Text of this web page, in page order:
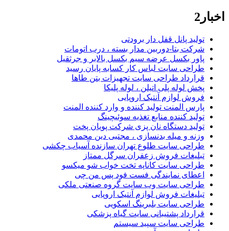
اخبار2
تولید پانل قفل دار برودتی
شرکت بتا-دوربین مدار بسته ، درب اتومات
پاور بکسل عرضه سیم بکسل بالابر و جرثقیل
طراحی سایت لباس کار کسابه پایان رسید
قرارداد طراحی سایت تجهیزات بتن طاها
پخش لوله پلی اتیلن ، لوله پلیکا
فروش لوازم آنتیک اروپایی
پارس المنت تولید کننده و وارد کننده المنت
تولید کننده منابع تغذیه سوئیچینگ
تولید دستگاه نان پزی شرکت پویان پخت
وزنه و میله بدنسازی ، مجتبی دین محمدی
طراحی سایت طلوع تهران سازنده آسیاب چکشی
تبلیغات فروش زعفران سرگل ممتاز
طراحی سایت کاناپه تخت خواب شو میکسو
اعطای نمایندگی فست فود پس من چی
طراحی سایت وب سایت گروه صنعتی ملکی
تبلیغات فروش لوازم آنتیک اروپایی
طراحی سایت بلبرینگ اسکویی
قرارداد پشتیبانی سایت گیاه پزشکی
طراحی سایت سپید سیستم